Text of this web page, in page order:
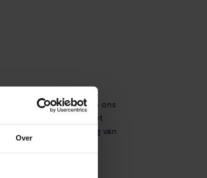
Over
een geldbedrag aan ons
keer niet zo fraai in het
wilden ze ons een bedrag van
welkom, dus op naar
foto te maken. Ook